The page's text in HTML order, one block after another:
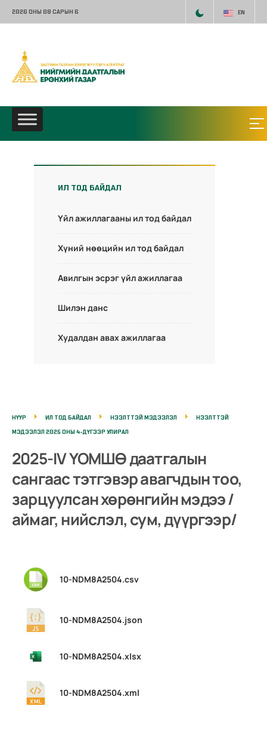
2026 ОНЫ 08 САРЫН 6 EN
ИЛ ТОД БАЙДАЛ
Үйл ажиллагааны ил тод байдал
Хүний нөөцийн ил тод байдал
Авилгын эсрэг үйл ажиллагаа
Шилэн данс
Худалдан авах ажиллагаа
НҮҮР ИЛ ТОД БАЙДАЛ НЭЭЛТТЭЙ МЭДЭЭЛЭЛ
НЭЭЛТТЭЙ
МЭДЭЭЛЭЛ 2025 ОНЫ 4-ДҮГЭЭР УЛИРАЛ
2025-IV ҮОМШӨ даатгалын
сангаас тэтгэвэр авагчдын тоо,
зарцуулсан хөрөнгийн мэдээ /
аймаг, нийслэл, сум, дүүргээр/
10-NDM8A2504.csv
10-NDM8A2504.json
10-NDM8A2504.xlsx
10-NDM8A2504.xml